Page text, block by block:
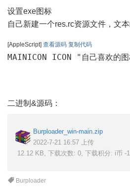
设置exe图标
自己新建一个res.rc资源文件，文
[AppleScript] 查看源码 复制代码
MAINICON ICON "自己喜欢的
二进制&源码：
Burploader_win-main.zip
2022-7-21 16:57 上传
12.12 KB, 下载次数: 0, 下载积分: i币 -1
Burploader